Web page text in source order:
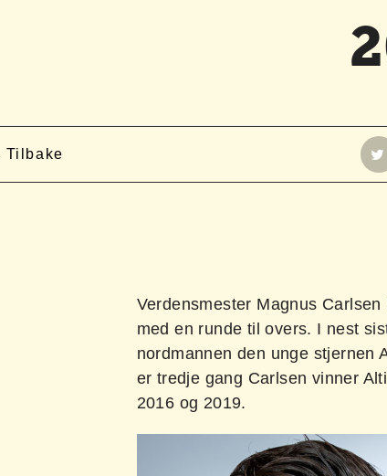
Tilbake
Verdensmester Magnus
med en runde til overs. I nest
nordmannen den unge stjernen
er tredje gang Carlsen vinner
2016 og 2019.